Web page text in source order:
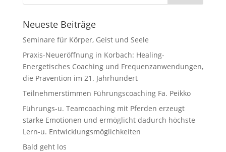
Neueste Beiträge
Seminare für Körper, Geist und Seele
Praxis-Neueröffnung in Korbach: Healing-
Energetisches Coaching und Frequenzanwendungen,
die Prävention im 21. Jahrhundert
Teilnehmerstimmen Führungscoaching Fa. Peikko
Führungs-u. Teamcoaching mit Pferden erzeugt
starke Emotionen und ermöglicht dadurch höchste
Lern-u. Entwicklungsmöglichkeiten
Bald geht los